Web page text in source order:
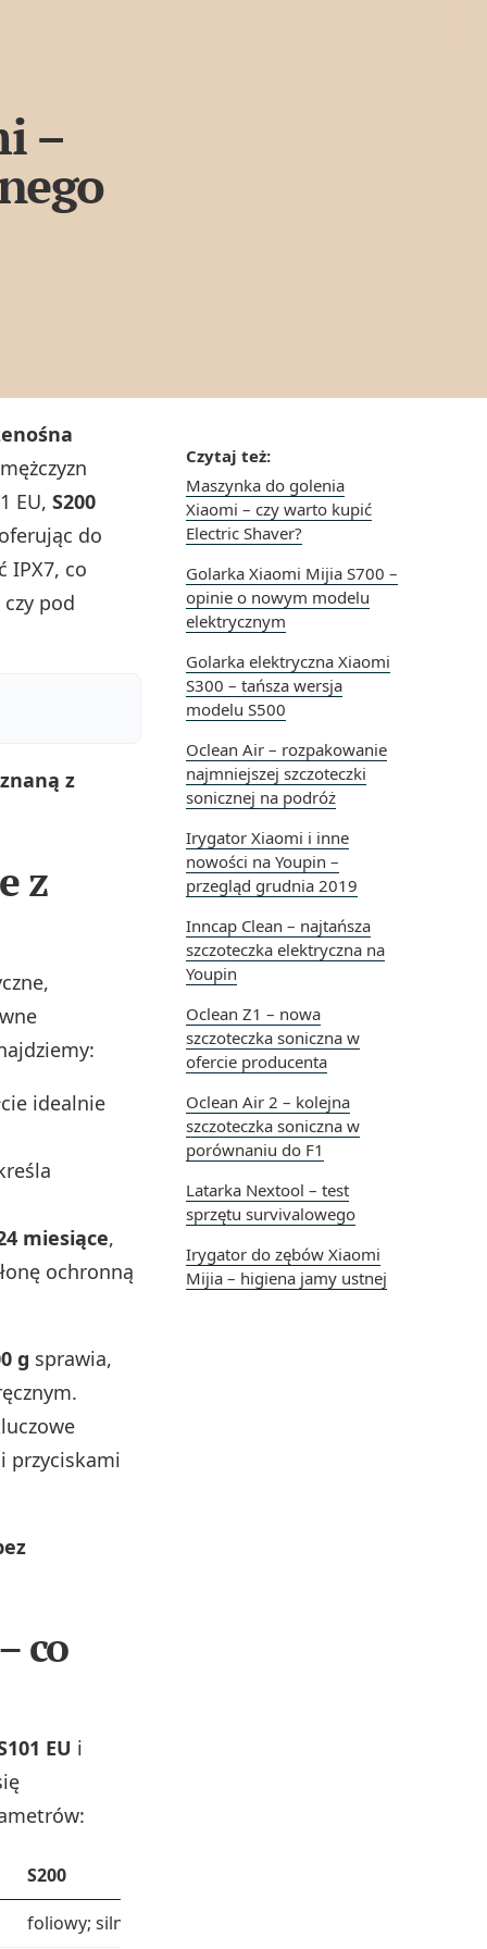
–
Czytaj też:
Maszynka do golenia
Xiaomi – czy warto kupić
Electric Shaver?
Golarka Xiaomi Mijia S700 –
opinie o nowym modelu
elektrycznym
Golarka elektryczna Xiaomi
S300 – tańsza wersja
modelu S500
Oclean Air – rozpakowanie
najmniejszej szczoteczki
sonicznej na podróż
Irygator Xiaomi i inne
nowości na Youpin –
przegląd grudnia 2019
Inncap Clean – najtańsza
szczoteczka elektryczna na
Youpin
Oclean Z1 – nowa
szczoteczka soniczna w
ofercie producenta
Oclean Air 2 – kolejna
szczoteczka soniczna w
porównaniu do F1
Latarka Nextool – test
sprzętu survivalowego
Irygator do zębów Xiaomi
Mijia – higiena jamy ustnej
EU, S200
do
IPX7, co
pod
z
z
idealnie
miesiące,
ochronną
g sprawia,
przyciskami
co
EU i
S200
foliowy; silnik 8000 obr./min